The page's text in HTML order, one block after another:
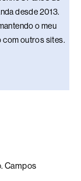
desde 2013.
o meu
com outros sites.
Campos